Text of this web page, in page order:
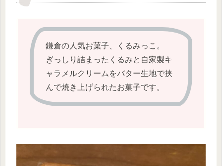
鎌倉の人気お菓子、くるみっこ。
ぎっしり詰まったくるみと自家製キ
ャラメルクリームをバター生地で挟
んで焼き上げられたお菓子です。